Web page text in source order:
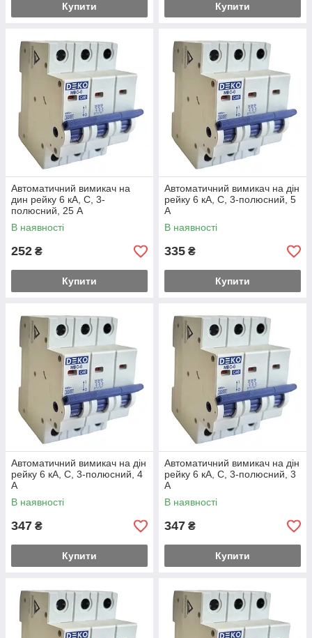
Купити Купити
Автоматичний вимикач на
дин рейку 6 кА, С, 3-
полюсний, 25 А
В наявності
252 ₴
Купити
Автоматичний вимикач на дін
рейку 6 кА, С, 3-полюсний, 5
А
В наявності
335 ₴
Купити
Автоматичний вимикач на дін
рейку 6 кА, С, 3-полюсний, 4
А
В наявності
347 ₴
Купити
Автоматичний вимикач на дін
рейку 6 кА, С, 3-полюсний, 3
А
В наявності
347 ₴
Купити